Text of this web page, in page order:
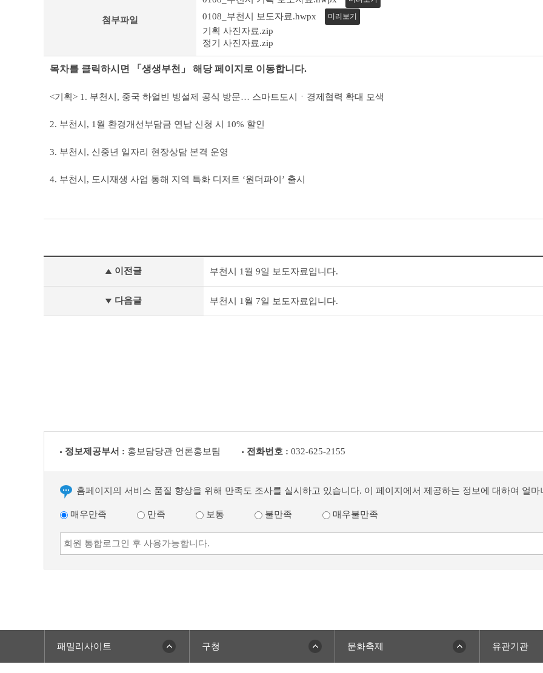
테
이
첨부파일 0108_부천시 보도자료.hwpx 미리보기
기획 사진자료.zip
정기 사진자료.zip
목차를 클릭하시면 「생생부천」 해당 페이지로 이동합니다.
<기획> 1. 부천시, 중국 하얼빈 빙설제 공식 방문… 스마트도시ㆍ경제협력 확대 모색
2. 부천시, 1월 환경개선부담금 연납 신청 시 10% 할인
3. 부천시, 신중년 일자리 현장상담 본격 운영
4. 부천시, 도시재생 사업 통해 지역 특화 디저트 ‘원더파이’ 출시
자
전
이전글 부천시 1월 9일 보도자료입니다.
다음글 부천시 1월 7일 보도자료입니다.
정보제공부서 : 홍보담당관 언론홍보팀 전화번호 : 032-625-2155
홈페이지의 서비스 품질 향상을 위해 만족도 조사를 실시하고 있습니다. 이 페이지에서 제공하는 정보에 대하여 얼마
매우만족 만족 보통 불만족 매우불만족
패밀리사이트 구청 문화축제 유관기관